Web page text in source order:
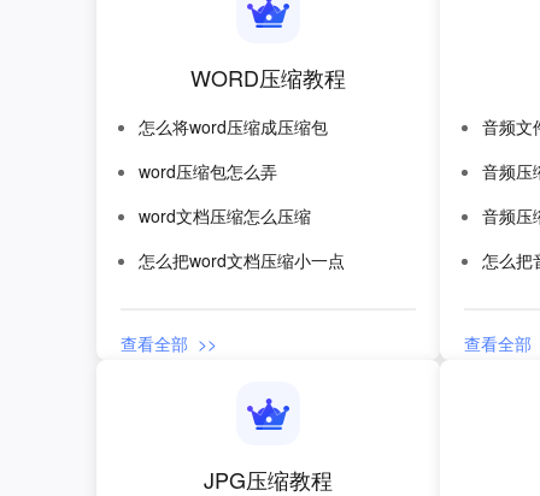
WORD压缩教程
怎么将word压缩成压缩包
word压缩包怎么弄
word文档压缩怎么压缩
怎么把word文档压缩小一点
查看全部 >>
音频文
音频压
怎么把
查看全部
JPG压缩教程